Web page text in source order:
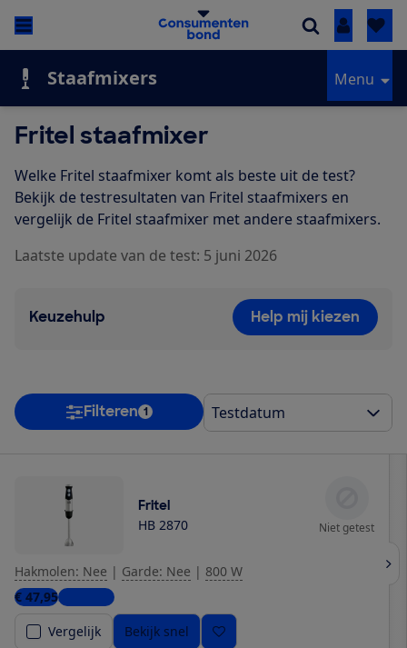
Inloggen
Staafmixers Menu
Fritel staafmixer
Welke Fritel staafmixer komt als beste uit de test?
Bekijk de testresultaten van Fritel staafmixers en
vergelijk de Fritel staafmixer met andere staafmixers.
Laatste update van de test: 5 juni 2026
Keuzehulp Help mij kiezen
Filteren 1
Fritel
HB 2870 Niet getest
Hakmolen: Nee | Garde: Nee | 800 W
€ 47,953 winkels
Vergelijk
Bekijk snel